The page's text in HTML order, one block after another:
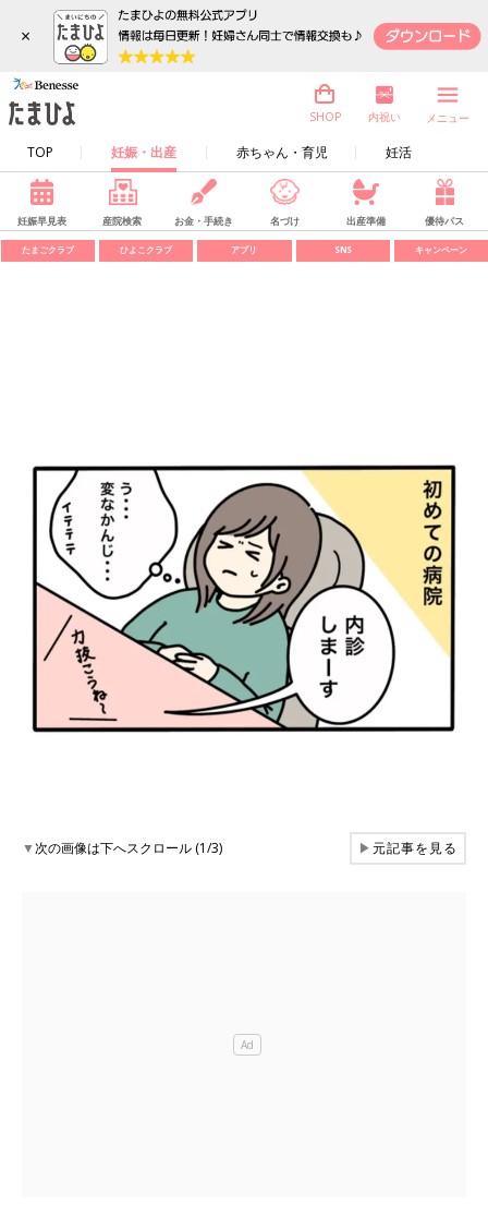
×
TOP 妊娠・出産 赤ちゃん・育児 妊活
SHOP 内祝い メニュー
妊娠早見表 産院検索 お金・手続き 名づけ 出産準備 優待パス
たまごクラブ ひよこクラブ アプリ SNS キャンペーン
▼次の画像は下へスクロール (1/3) ▶元記事を見る